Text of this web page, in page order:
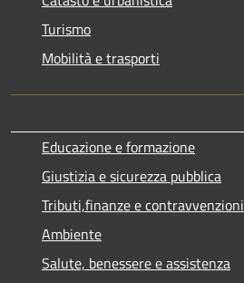
Turismo
Mobilità e trasporti
Educazione e formazione
Giustizia e sicurezza pubblica
Tributi,finanze e contravvenzioni
Ambiente
Salute, benessere e assistenza